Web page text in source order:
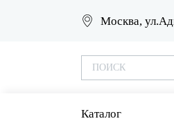
Москва,
Каталог